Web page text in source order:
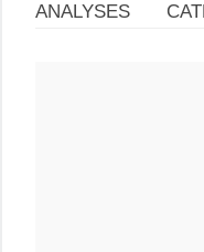
ANALYSES